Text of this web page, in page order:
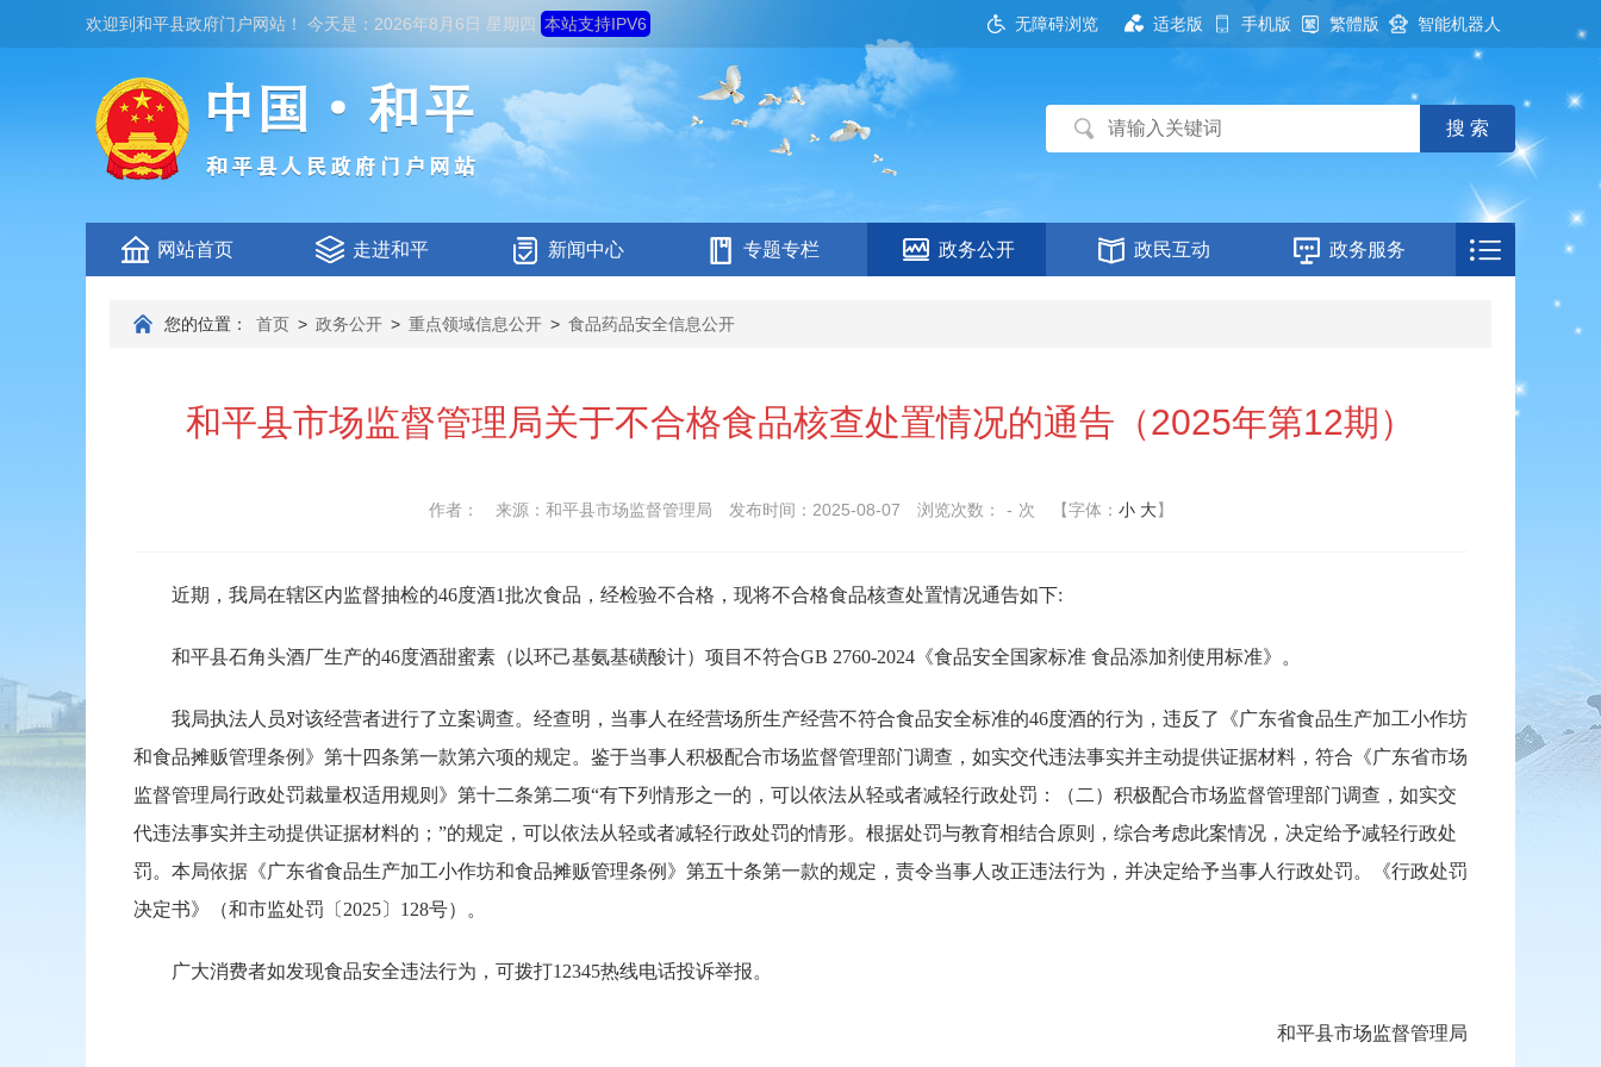
欢迎到和平县政府门户网站 ！ 今天是： 2026年8月6日 星期四 本站支持IPV6 无障碍浏览 适老版 手机版 繁體版 智能机器人
网站首页 走进和平 新闻中心 专题专栏 政务公开 政民互动 政务服务
您的位置： 首页 > 政务公开 > 重点领域信息公开 > 食品药品安全信息公开
和平县市场监督管理局关于不合格食品核查处置情况的通告（2025年第12期）
作者： 来源：和平县市场监督管理局 发布时间：2025-08-07 浏览次数： - 次 【字体： 小 大】
近期，我局在辖区内监督抽检的46度酒1批次食品，经检验不合格，现将不合格食品核查处置情况通告如下:
和平县石角头酒厂生产的46度酒甜蜜素（以环己基氨基磺酸计）项目不符合GB 2760-2024《食品安全国家标准 食品添加剂使用标准》。
我局执法人员对该经营者进行了立案调查。经查明，当事人在经营场所生产经营不符合食品安全标准的46度酒的行为，违反了《广东省食品生产加工小作坊
和食品摊贩管理条例》第十四条第一款第六项的规定。鉴于当事人积极配合市场监督管理部门调查，如实交代违法事实并主动提供证据材料，符合《广东省市场
监督管理局行政处罚裁量权适用规则》第十二条第二项“有下列情形之一的，可以依法从轻或者减轻行政处罚：（二）积极配合市场监督管理部门调查，如实交
代违法事实并主动提供证据材料的；”的规定，可以依法从轻或者减轻行政处罚的情形。根据处罚与教育相结合原则，综合考虑此案情况，决定给予减轻行政处
罚。本局依据《广东省食品生产加工小作坊和食品摊贩管理条例》第五十条第一款的规定，责令当事人改正违法行为，并决定给予当事人行政处罚。《行政处罚
决定书》（和市监处罚〔2025〕128号）。
广大消费者如发现食品安全违法行为，可拨打12345热线电话投诉举报。
和平县市场监督管理局